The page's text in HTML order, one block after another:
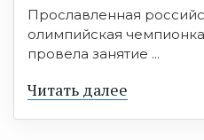
Прославленная
олимпийская
провела занятие ...
Читать далее